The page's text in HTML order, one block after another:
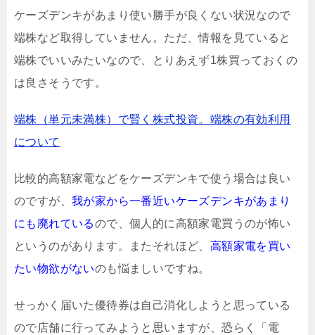
ケーズデンキがあまり使い勝手が良くない状況なので
端株など取得していません。ただ、情報を見ていると
端株でいいみたいなので、とりあえず1株買っておくの
は良さそうです。
端株（単元未満株）で賢く株式投資。端株の有効利用
について
比較的高額家電などをケーズデンキで使う場合は良い
のですが、 我が家から一番近いケーズデンキがあまり
にも廃れているので、個人的に高額家電買うのが怖い
というのがあります。またそれほど、 高額家電を買い
たい物欲がないのも悩ましいですね。
せっかく届いた優待券は自己消化しようと思っている
ので店舗に行ってみようと思いますが、恐らく「電